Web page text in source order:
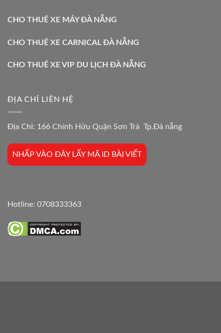
CHO THUÊ XE MÁY ĐÀ NẴNG
CHO THUÊ XE CARNICAL ĐÀ NẴNG
CHO THUÊ XE VIP DU LỊCH ĐÀ NẴNG
ĐỊA CHỈ LIÊN HỆ
Địa Chỉ: 166 Chính Hữu Quận Sơn Trà Tp.Đà nẵng
NHẤP VÀO ĐÂY LẤY MÃ ID BÀI VIẾT
Hotline: 0708333363